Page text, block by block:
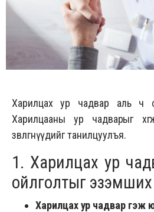
Харилцах ур чадвар аль ч
Харилцааны ур чадварыг
зөвлөгөөнүүдийг танилцуулъя.
1. Харилцах ур
ойлголтыг эзэмших
Харилцах ур чадвар гэж